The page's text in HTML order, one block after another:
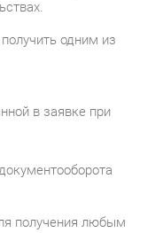
одним из
в заявке при
получения любым